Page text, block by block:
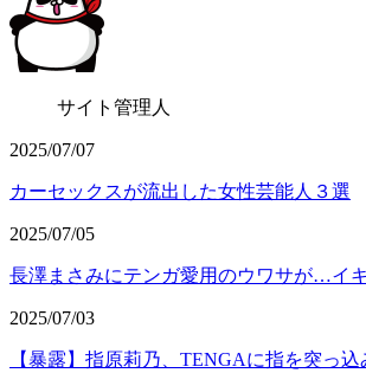
サイト管理人
2025/07/07
カーセックスが流出した女性芸能人３選
2025/07/05
長澤まさみにテンガ愛用のウワサが…イ
2025/07/03
【暴露】指原莉乃、TENGAに指を突っ